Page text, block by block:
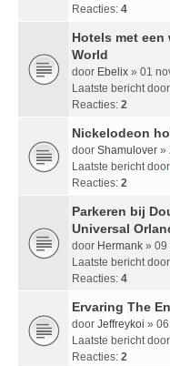
Reacties: 4
Hotels met
World
door Ebelix » 01
Laatste bericht door
Reacties: 2
Nickelodeon
door Shamulover »
Laatste bericht door
Reacties: 2
Parkeren bij
Universal
door Hermank » 09
Laatste bericht door
Reacties: 4
Ervaring The
door Jeffreykoi »
Laatste bericht door
Reacties: 2